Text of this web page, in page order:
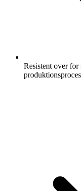
Resistent over
produktionsproces